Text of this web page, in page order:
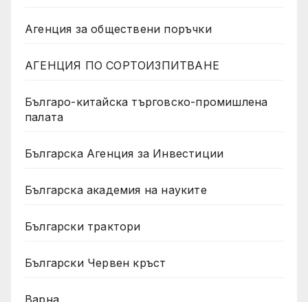
Агенция за обществени поръчки
АГЕНЦИЯ ПО СОРТОИЗПИТВАНЕ
Българо-китайска търговско-промишлена
палата
Българска Агенция за Инвестиции
Българска академия на науките
Български трактори
Български Червен кръст
Варна